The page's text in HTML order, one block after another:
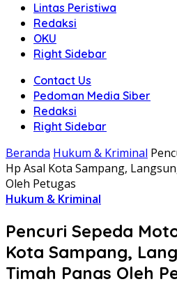
Lintas Peristiwa
Redaksi
OKU
Right Sidebar
Contact Us
Pedoman Media Siber
Redaksi
Right Sidebar
Beranda Hukum & Kriminal
Hp Asal Kota Sampang,
Oleh Petugas
Hukum & Kriminal
Pencuri Sepeda
Kota Sampang,
Timah Panas Oleh